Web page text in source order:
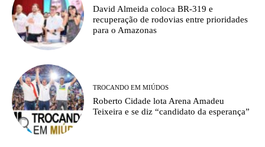
David Almeida coloca BR-319 e
recuperação de rodovias entre prioridades
para o Amazonas
TROCANDO EM MIÚDOS
Roberto Cidade lota Arena Amadeu
Teixeira e se diz “candidato da esperança”